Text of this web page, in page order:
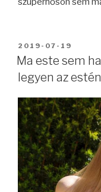
BEKÜLDVE:
2019-07-19
Ma este sem
legyen az